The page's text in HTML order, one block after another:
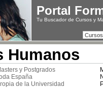
Portal
Tu Buscador de Cursos y
Humanos
y Postgrados
España
de la Universidad